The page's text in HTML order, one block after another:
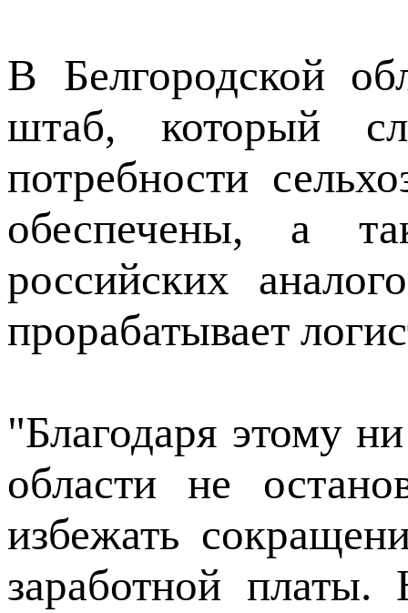
В Белгородской
штаб, который
потребности
обеспечены, а
российских
прорабатывает
"Благодаря этому
области не
избежать
заработной